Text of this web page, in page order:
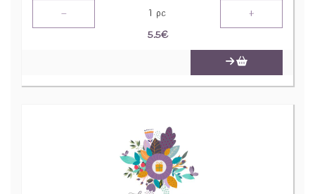
- 1 pc +
5.5€